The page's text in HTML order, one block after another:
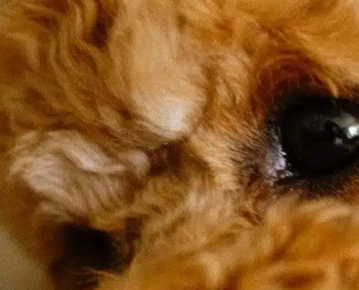
psa w środku nocy, nie jesteś sam. Wielu
właścicieli psów zastanawia się nad
przyczynami tego zachowania. Zrozumienie
tego może pomóc zaspokoić potrzeby
zwierzęcia i zapewnić spokojną noc dla was
obojga. Komunikacja za pomocą wokalizacji
Psy komunikują się na różne sposoby, w tym
za pomocą wokalizacji, takich jak skomlenie
lub…
Find out more
dog’s experience , harmonogram karmienia, nocny płacz,
nowy dom, pies nie, pies płacze , powodować psa ,
pozwala psu, przerwy w łazience ustanowienie rutyny
warunki medyczne
warunki takie jak